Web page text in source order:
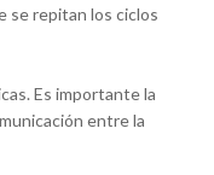
se repitan los ciclos
Es importante la
entre la